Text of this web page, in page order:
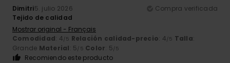
Dimitri5. julio 2026
Compra verificada
Tejido de calidad
Mostrar original - Français
Comodidad: 4/5 Relación calidad-precio: 4/5 Talla:
Grande Material: 5/5 Color: 5/5
Recomiendo este producto